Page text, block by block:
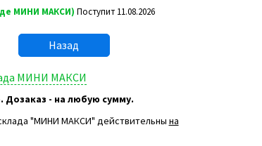
МИНИ МАКСИ) Поступит 11.08.2026
Назад
МИНИ МАКСИ
Дозаказ - на любую сумму.
"МИНИ МАКСИ" действительны на